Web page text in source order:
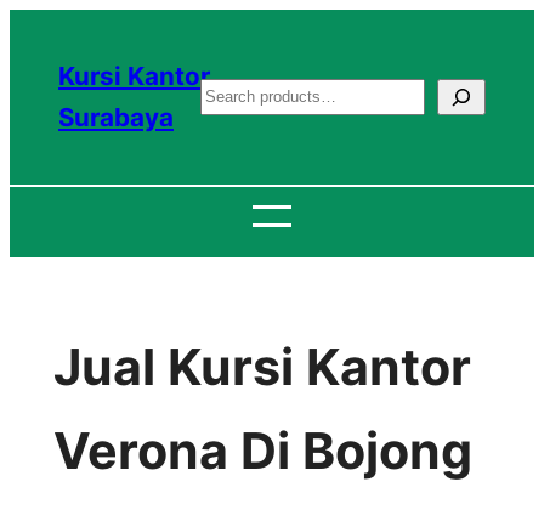
konten
Kursi Kantor
Surabaya
S
a
c
Jual Kursi Kantor
Verona Di Bojong